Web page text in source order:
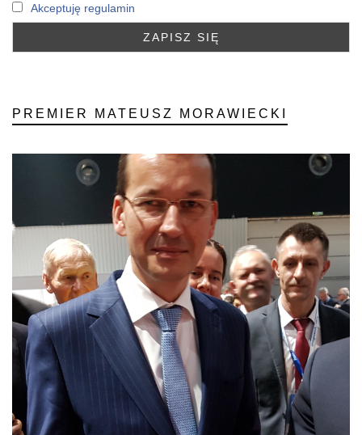
Akceptuję regulamin
PREMIER MATEUSZ MORAWIECKI